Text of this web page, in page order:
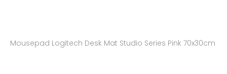
Mousepad Logitech Desk Mat Studio Series Pink 70x30cm